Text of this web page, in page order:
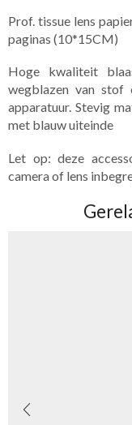
Prof. tissue lens
paginas (10*15CM)
Hoge kwaliteit
wegblazen van stof
apparatuur. Stevig
met blauw uiteinde
Let op: deze
camera of lens